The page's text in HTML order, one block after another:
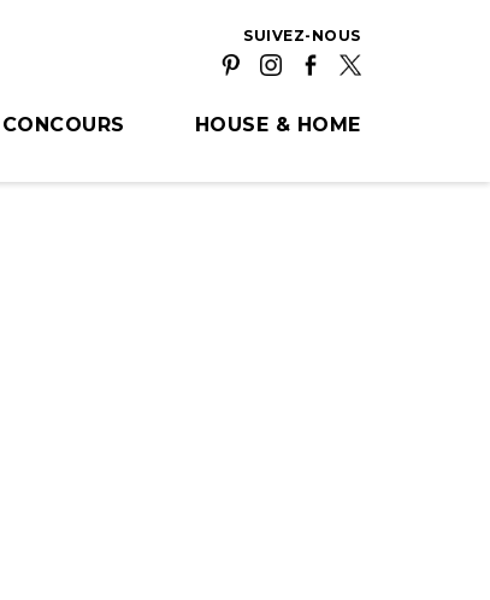
SUIVEZ-NOUS
CONCOURS HOUSE & HOME